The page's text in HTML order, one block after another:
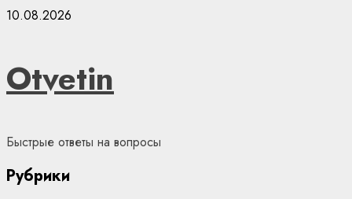
Skip
10.08.2026
Otvetin
Быстрые ответы на вопросы
Рубрики